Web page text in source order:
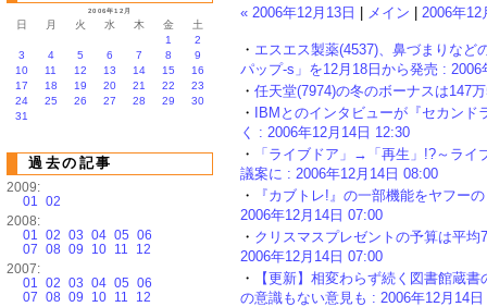
« 2006年12月13日 メイン 2006年12
・ エスエス製薬(4537)、鼻づまりなど
パップ-s」を12月18日から発売 : 2006
・ 任天堂(7974)の冬のボーナスは147
・
IBMとのインタビューが『セカン
く : 2006年12月14日 12:30
・
「ライブドア」→「再生」!?～ライ
議案に : 2006年12月14日 08:00
・
『カブトレ!』の一部機能をヤフー
2006年12月14日 07:00
・ クリスマスプレゼントの予算は平
2006年12月14日 07:00
・
【更新】相変わらず続く図書館蔵
の意識もない意見も : 2006年12月14日
2006年12月
日 月 火 水 木 金
土
1
2
3
4 5 6 7 8
9
10
11 12 13 14 15
16
17
18 19 20 21 22
23
24
25 26 27 28 29
30
31
過去の記事
2009:
01 02
2008:
01 02 03 04 05 06
07 08 09 10 11
12
2007:
01 02 03 04 05 06
07 08 09 10 11
12